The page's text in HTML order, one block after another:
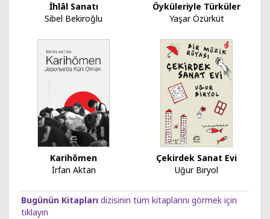
İhlâl Sanatı
Sibel Bekiroğlu
Öyküleriyle Türküler
Yaşar Özürküt
Karihōmen
İrfan Aktan
Çekirdek Sanat Evi
Uğur Biryol
Bugünün Kitapları dizisinin tüm kitaplarını görmek için
tıklayın